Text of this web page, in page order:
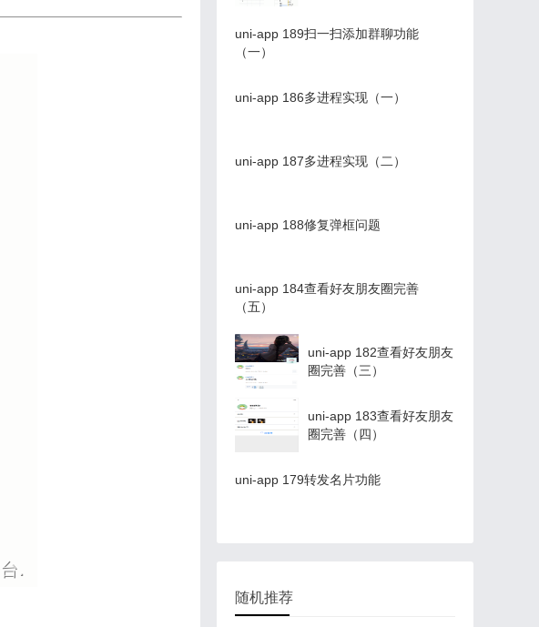
uni-app 189扫一扫添加群聊功能
（一）
uni-app 186多进程实现（一）
uni-app 187多进程实现（二）
uni-app 188修复弹框问题
uni-app 184查看好友朋友圈完善
（五）
uni-app 182查看好友朋友
圈完善（三）
uni-app 183查看好友朋友
圈完善（四）
uni-app 179转发名片功能
随机推荐